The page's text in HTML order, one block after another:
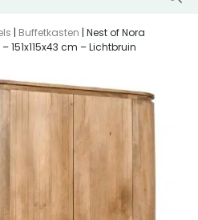
| Buffetkasten | Nest of Nora
cm – Lichtbruin